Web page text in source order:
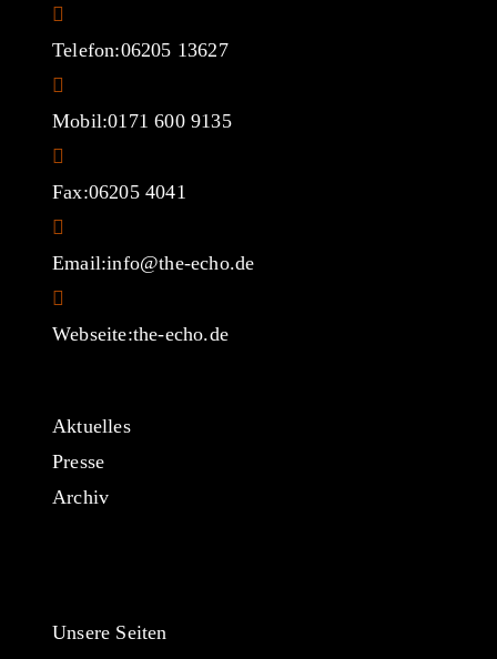
Telefon:06205 13627
Mobil:0171 600 9135
Fax:06205 4041
Email:info@the-echo.de
Webseite:the-echo.de
Aktuelles
Presse
Archiv
Unsere Seiten